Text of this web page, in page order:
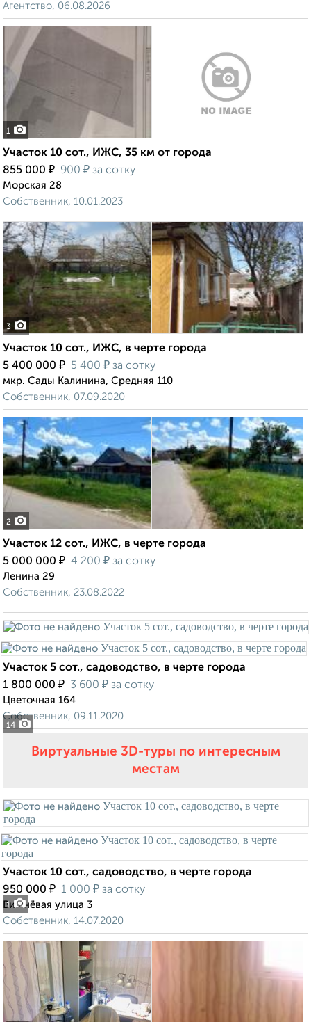
Агентство, 06.08.2026
1
Участок 10 сот., ИЖС, 35 км от города
855 000 ₽ 900 ₽ за сотку
Морская 28
Собственник, 10.01.2023
3
Участок 10 сот., ИЖС, в черте города
5 400 000 ₽ 5 400 ₽ за сотку
мкр. Сады Калинина, Средняя 110
Собственник, 07.09.2020
2
Участок 12 сот., ИЖС, в черте города
5 000 000 ₽ 4 200 ₽ за сотку
Ленина 29
Собственник, 23.08.2022
14
Участок 5 сот., садоводство, в черте города
1 800 000 ₽ 3 600 ₽ за сотку
Цветочная 164
Собственник, 09.11.2020
Виртуальные 3D-туры по интересным
местам
1
Участок 10 сот., садоводство, в черте города
950 000 ₽ 1 000 ₽ за сотку
Вишнёвая улица 3
Собственник, 14.07.2020